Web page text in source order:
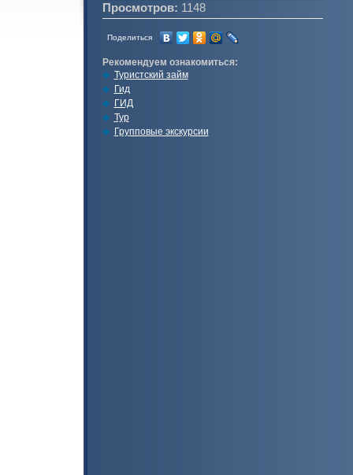
Просмотров: 1148
Поделиться
Рекомендуем ознакомиться:
Туристский займ
Гид
ГИД
Тур
Групповые экскурсии